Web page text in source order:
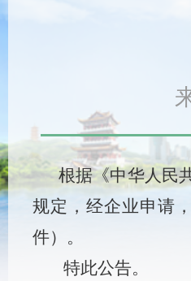
根据《中华人民
规定，经企业申请
件）。
特此公告。